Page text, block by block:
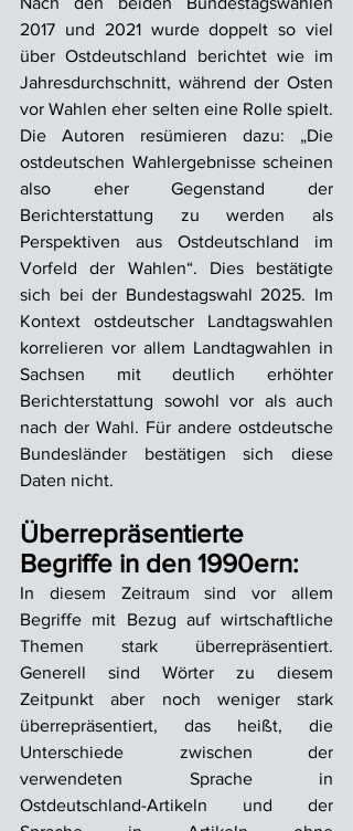
2017 und 2021 wurde doppelt so viel
über Ostdeutschland berichtet wie im
Jahresdurchschnitt, während der Osten
vor Wahlen eher selten eine Rolle spielt.
Die Autoren resümieren dazu: „Die
ostdeutschen Wahlergebnisse scheinen
also eher Gegenstand der
Berichterstattung zu werden als
Perspektiven aus Ostdeutschland im
Vorfeld der Wahlen“. Dies bestätigte
sich bei der Bundestagswahl 2025. Im
Kontext ostdeutscher Landtagswahlen
korrelieren vor allem Landtagwahlen in
Sachsen mit deutlich erhöhter
Berichterstattung sowohl vor als auch
nach der Wahl. Für andere ostdeutsche
Bundesländer bestätigen sich diese
Daten nicht.
Überrepräsentierte
Begriffe in den 1990ern:
In diesem Zeitraum sind vor allem
Begriffe mit Bezug auf wirtschaftliche
Themen stark überrepräsentiert.
Generell sind Wörter zu diesem
Zeitpunkt aber noch weniger stark
überrepräsentiert, das heißt, die
Unterschiede zwischen der
verwendeten Sprache in
Ostdeutschland-Artikeln und der